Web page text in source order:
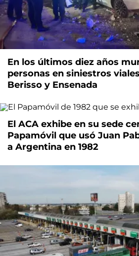
En los últimos diez años
personas en siniestros
Berisso y Ensenada
El ACA exhibe en su sede
Papamóvil que usó Juan
a Argentina en 1982